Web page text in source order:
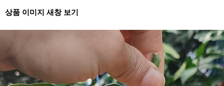
상품 이미지 새창 보기